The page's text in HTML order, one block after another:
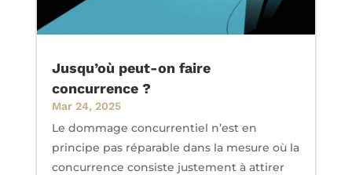
Jusqu’où peut-on faire
concurrence ?
Mar 24, 2025
Le dommage concurrentiel n’est en
principe pas réparable dans la mesure où la
concurrence consiste justement à attirer